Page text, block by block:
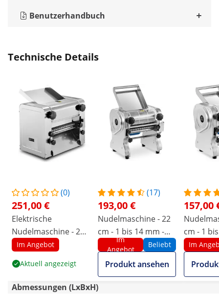
Benutzerhandbuch
Technische Details
(0)
251,00 €
Elektrische
Nudelmaschine - 28
cm - 1 bis 14 mm
Royal Catering
Im Angebot
Aktuell angezeigt
(17)
193,00 €
Nudelmaschine - 22
cm - 1 bis 14 mm -
elektrisch
Im
Angebot
Beliebt
Produkt ansehen
157,00
cm - 1
elektrisch
Im
Abmessungen (LxBxH)